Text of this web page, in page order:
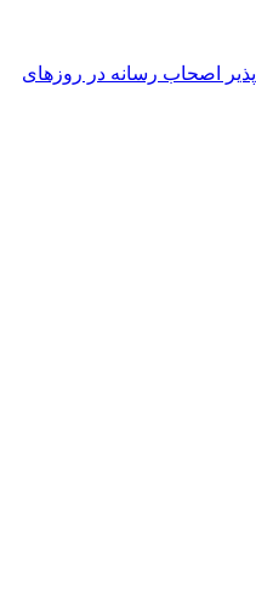
اصحاب رسانه در روزهای